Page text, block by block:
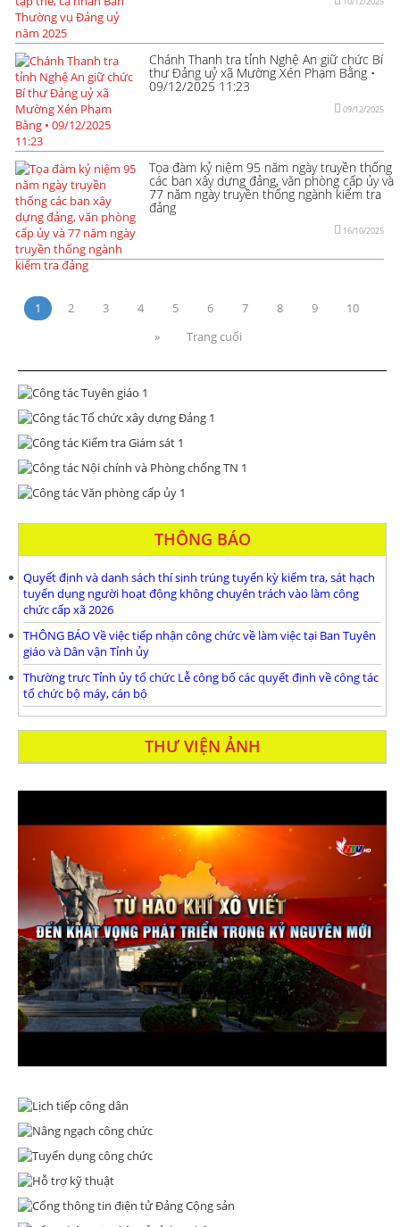
Chánh Thanh tra tỉnh Nghệ An giữ chức Bí
thư Đảng uỷ xã Mường Xén Phạm Bằng •
09/12/2025 11:23
09/12/2025
Tọa đàm kỷ niệm 95 năm ngày truyền thống
các ban xây dựng đảng, văn phòng cấp ủy và
77 năm ngày truyền thống ngành kiểm tra
đảng
16/10/2025
1 2 3 4 5 6 7 8 9
10
»
Trang cuối
THÔNG BÁO
Quyết định và danh sách thí sinh trúng tuyển kỳ kiểm tra, sát hạch
tuyển dụng người hoạt động không chuyên trách vào làm công
chức cấp xã 2026
THÔNG BÁO Về việc tiếp nhận công chức về làm việc tại Ban Tuyên
giáo và Dân vận Tỉnh ủy
Thường trưc Tỉnh ủy tổ chức Lễ công bố các quyết định về công tác
tổ chức bộ máy, cán bộ
THƯ VIỆN ẢNH